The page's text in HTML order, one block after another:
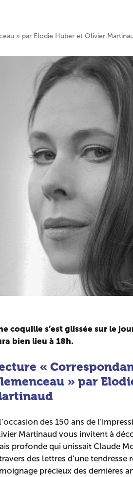
» par Elodie Huber et Olivier
coquille s’est glissée sur le
bien lieu à 18h.
«
» par
des 150 ans de
Martinaud vous invitent à
profonde qui unissait Claude
des lettres d’une tendresse
précieux des dernières